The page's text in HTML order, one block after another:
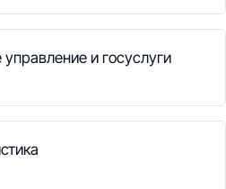
и госуслуги